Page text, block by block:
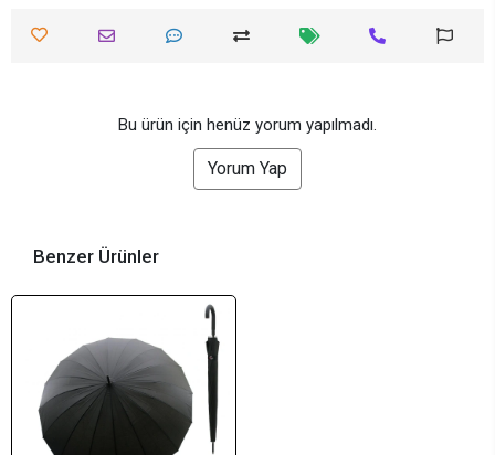
Bu ürün için henüz yorum yapılmadı.
Yorum Yap
Benzer Ürünler